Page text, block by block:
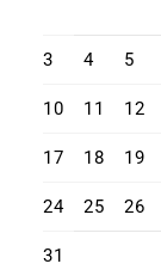
3 4 5
10 11 12
17 18 19
24 25 26
31